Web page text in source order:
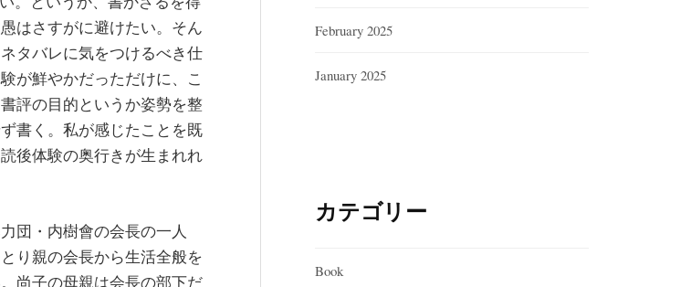
はさすがに避けたい。そん
タバレに気をつけるべき仕
が鮮やかだっただけに、こ
評の目的というか姿勢を整
書く。私が感じたことを既
後体験の奥行きが生まれれ
団・内樹會の会長の一人
り親の会長から生活全般を
尚子の母親は会長の部下だ
February 2025
January 2025
カテゴリー
Book